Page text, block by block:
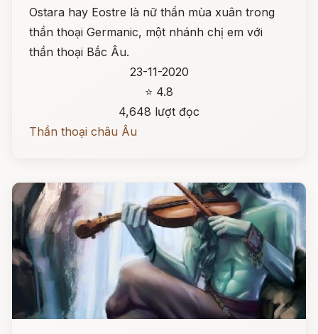
Ostara hay Eostre là nữ thần mùa xuân trong
thần thoại Germanic, một nhánh chị em với
thần thoại Bắc Âu.
23-11-2020
⭐ 4.8
4,648 lượt đọc
Thần thoại châu Âu